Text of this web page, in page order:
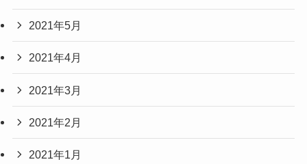
2021年5月
2021年4月
2021年3月
2021年2月
2021年1月